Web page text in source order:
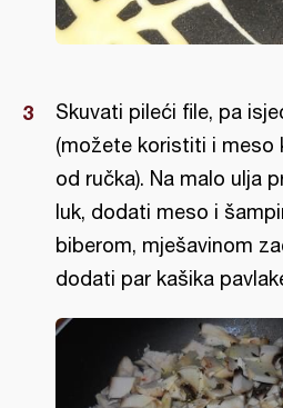
Skuvati pileći file, pa
(možete koristiti i meso
od ručka). Na malo ulja
luk, dodati meso i
biberom, mješavinom
dodati par kašika